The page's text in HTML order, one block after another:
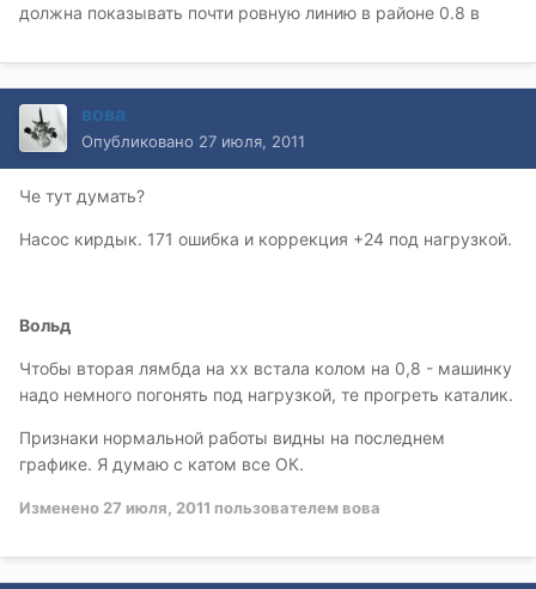
должна показывать почти ровную линию в районе 0.8 в
вова
Опубликовано 27 июля, 2011
Че тут думать?
Насос кирдык. 171 ошибка и коррекция +24 под нагрузкой.
Вольд
Чтобы вторая лямбда на хх встала колом на 0,8 - машинку
надо немного погонять под нагрузкой, те прогреть каталик.
Признаки нормальной работы видны на последнем
графике. Я думаю с катом все ОК.
Изменено 27 июля, 2011 пользователем вова